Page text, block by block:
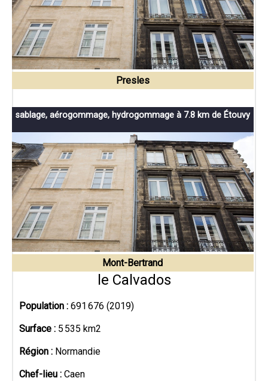
Presles
sablage, aérogommage, hydrogommage à 7.8 km de Étouvy
Mont-Bertrand
le Calvados
Population : 691 676 (2019)
Surface : 5 535 km2
Région : Normandie
Chef-lieu : Caen